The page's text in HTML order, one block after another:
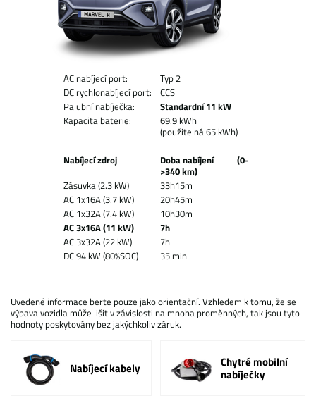
AC nabíjecí port:
Typ 2
DC rychlonabíjecí port:
CCS
Palubní nabíječka:
Standardní 11 kW
Kapacita baterie:
69.9 kWh
(použitelná 65 kWh)
Nabíjecí zdroj
Doba nabíjení (0-
>340 km)
Zásuvka (2.3 kW)
33h15m
AC 1x16A (3.7 kW)
20h45m
AC 1x32A (7.4 kW)
10h30m
AC 3x16A (11 kW)
7h
AC 3x32A (22 kW)
7h
DC 94 kW (80%SOC)
35 min
Uvedené informace berte pouze jako orientační. Vzhledem k tomu, že se
výbava vozidla může lišit v závislosti na mnoha proměnných, tak jsou tyto
hodnoty poskytovány bez jakýchkoliv záruk.
Nabíjecí kabely Chytré mobilní
nabíječky